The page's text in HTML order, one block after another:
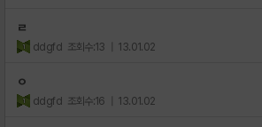
ㄹ
ddgfd 조회수:13 | 13.01.02
ㅇ
ddgfd 조회수:16 | 13.01.02